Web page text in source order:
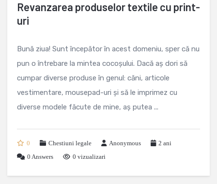
Revanzarea produselor textile cu print-
uri
Bună ziua! Sunt începător în acest domeniu, sper că nu
pun o întrebare la mintea cocoșului. Dacă aș dori să
cumpar diverse produse în genul: căni, articole
vestimentare, mousepad-uri și să le imprimez cu
diverse modele făcute de mine, aș putea ...
0 Chestiuni legale Anonymous
2 ani
0 Answers 0 vizualizari